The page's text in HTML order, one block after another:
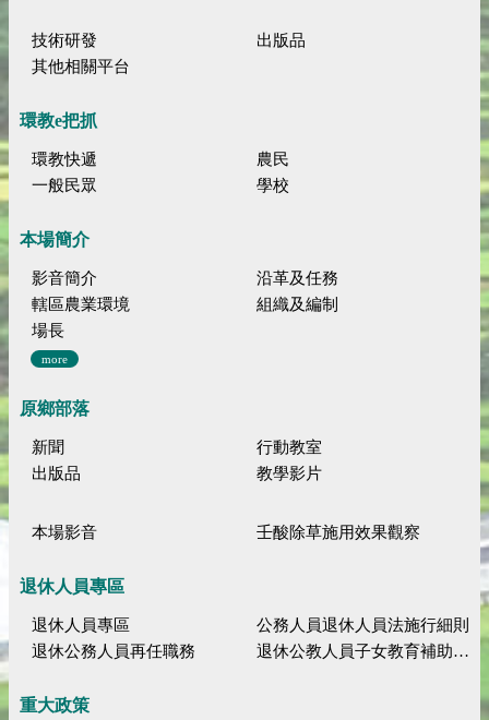
技術研發
出版品
其他相關平台
環教e把抓
環教快遞
農民
一般民眾
學校
本場簡介
影音簡介
沿革及任務
轄區農業環境
組織及編制
場長
more
原鄉部落
新聞
行動教室
出版品
教學影片
本場影音 壬酸除草施用效果觀察
退休人員專區
退休人員專區
公務人員退休人員法施行細則
退休公務人員再任職務
退休公教人員子女教育補助規定
重大政策